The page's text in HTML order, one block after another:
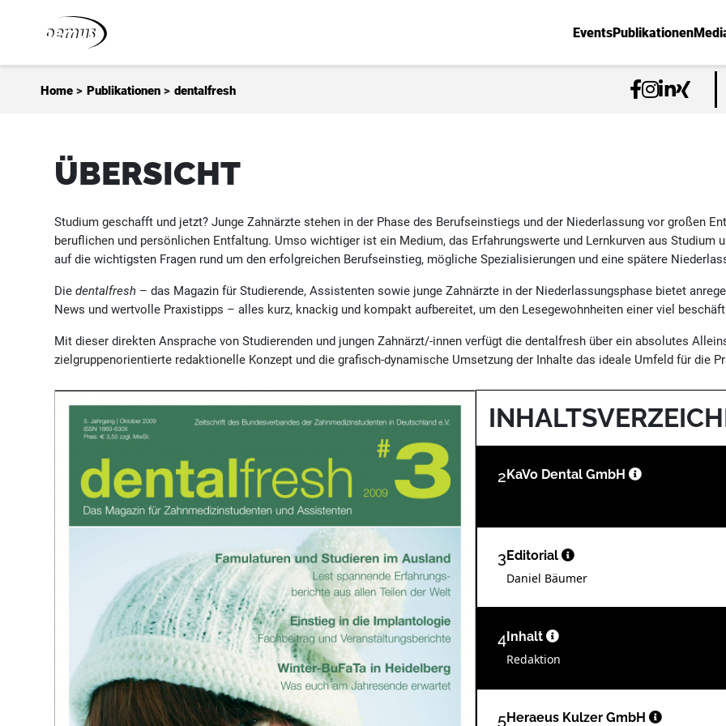
EventsPublikationen
Home > Publikationen > dentalfresh
ÜBERSICHT
Studium geschafft und jetzt? Junge Zahnärzte stehen in der Phase des Berufseinstiegs und der Niederlassung vor großen
beruflichen und persönlichen Entfaltung. Umso wichtiger ist ein Medium, das Erfahrungswerte und Lernkurven aus Studium
auf die wichtigsten Fragen rund um den erfolgreichen Berufseinstieg, mögliche Spezialisierungen und eine spätere
Diedentalfresh – das Magazin für Studierende, Assistenten sowie junge Zahnärzte in der Niederlassungsphase bietet
News und wertvolle Praxistipps – alles kurz, knackig und kompakt aufbereitet, um den Lesegewohnheiten einer viel
Mit dieser direkten Ansprache von Studierenden und jungen Zahnärzt/-innen verfügt die dentalfresh über ein absolutes
zielgruppenorientierte redaktionelle Konzept und die grafisch-dynamische Umsetzung der Inhalte das ideale Umfeld für die
2KaVo Dental GmbH
3Editorial
Daniel Bäumer
4Inhalt
Redaktion
5Heraeus Kulzer GmbH